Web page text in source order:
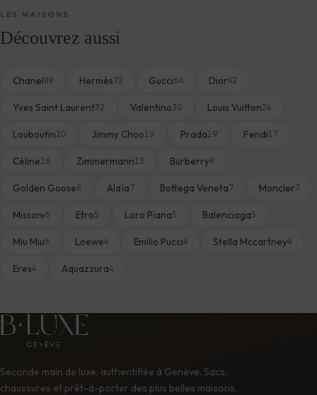
LES MAISONS
Découvrez aussi
Chanel88 Hermès72 Gucci64 Dior42
Yves Saint Laurent32 Valentino30 Louis Vuitton24
Louboutin20 Jimmy Choo19 Prada19 Fendi17
Céline16 Zimmermann13 Burberry8
Golden Goose8 Alaïa7 Bottega Veneta7 Moncler7
Missoni6 Etro5 Loro Piana5 Balenciaga5
Miu Miu5 Loewe4 Emilio Pucci4 Stella Mccartney4
Eres4 Aquazzura4
Seconde main de luxe, authentifiée à Genève. Sacs,
chaussures et prêt-à-porter des plus belles maisons.